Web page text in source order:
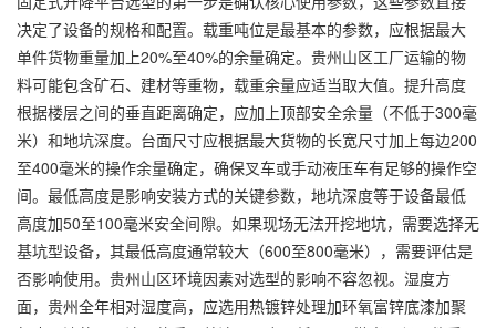
决定了设备的规格和配置。载重吨位是最基本的参数，应根据最大
单件货物重量加上20%至40%的余量确定。贵州山区工厂运输的物
料可能包含矿石、建材等重物，载重余量应适当取大值。提升高度
根据楼层之间的垂直距离确定，应加上顶部安全余量（不低于300毫
米）和地坑深度。台面尺寸应根据最大货物的长宽尺寸加上每边200
至400毫米的操作余量确定，确保叉车或手动液压车有足够的操作空
间。最低高度是影响安装方式的关键参数，地坑深度等于设备最低
高度加50至100毫米安全间隙。如果现场无法开挖地坑，需要选择无
基坑型设备，其最低高度通常较大（600至800毫米），需要评估是
否影响使用。贵州山区环境因素对选型的影响不容忽视。湿度方
面，贵州全年相对湿度高，应选用热镀锌处理加环氧富锌底漆加聚